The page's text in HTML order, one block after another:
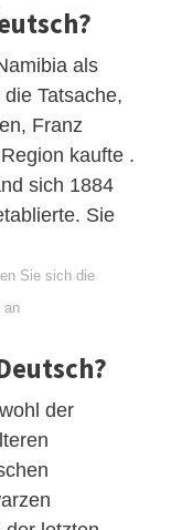
als
Tatsache,
Franz
kaufte .
sich 1884
Sie
Sie sich die
an
der